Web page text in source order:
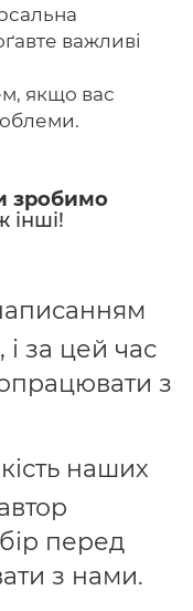
важливі
якщо вас
зробимо
інші!
і за цей час
з
наших
перед
з нами.